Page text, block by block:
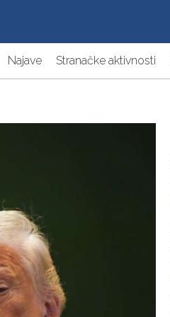
Najave Stranačke aktivnosti